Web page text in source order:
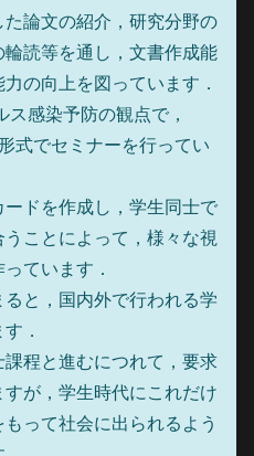
論文の紹介，研究分野の
読等を通し，文書作成能
の向上を図っています．
感染予防の観点で，
式でセミナーを行ってい
ドを作成し，学生同士で
ことによって，様々な視
ています．
と，国内外で行われる学
．
程と進むにつれて，要求
が，学生時代にこれだけ
って社会に出られるよう